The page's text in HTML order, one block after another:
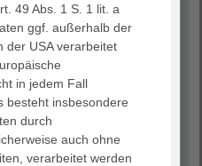
Alter
in Wiesloch leben
in der eigenen,
genießen einen
Im Pflegefall können sie
wie sie es
ist.
49 Abs. 1 S. 1 lit. a
ggf. außerhalb der
der USA verarbeitet
in jedem Fall
besteht insbesondere
durch
auch ohne
verarbeitet werden